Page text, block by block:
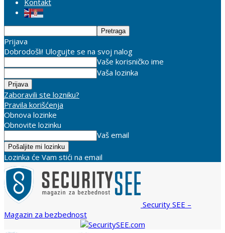
Kontakt
Prijava
Dobrodošli! Ulogujte se na svoj nalog
Vaše korisničko ime
Vaša lozinka
Zaboravili ste lozniku?
Pravila korišćenja
Obnova lozinke
Obnovite lozinku
Vaš email
Lozinka će Vam stići na email
Security SEE –
Magazin za bezbednost